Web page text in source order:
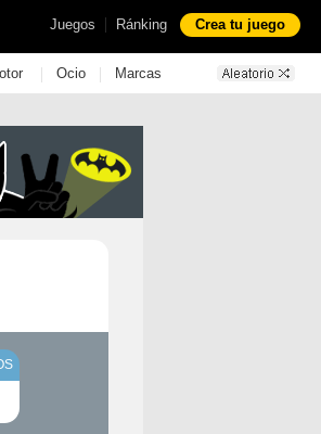
Juegos | Ránking Crea tu juego
| Ocio | Marcas